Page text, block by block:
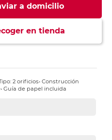
a domicilio
en tienda
2 orificios• Construcción
Guía de papel incluida